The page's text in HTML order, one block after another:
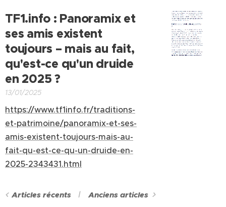
TF1.info : Panoramix et
ses amis existent
toujours – mais au fait,
qu'est-ce qu'un druide
en 2025 ?
13/01/2025
https://www.tf1info.fr/traditions-
et-patrimoine/panoramix-et-ses-
amis-existent-toujours-mais-au-
fait-qu-est-ce-qu-un-druide-en-
2025-2343431.html
Articles récents Anciens articles